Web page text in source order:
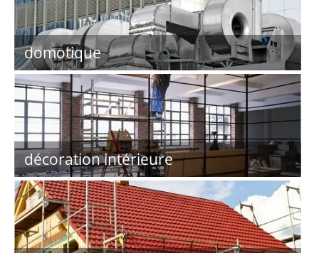
domotique
décoration intérieure